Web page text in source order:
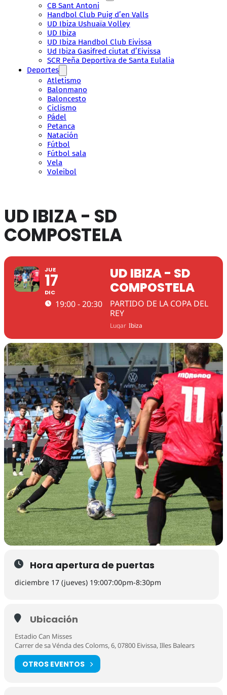
CB Sant Antoni
Handbol Club Puig d’en Valls
UD Ibiza Ushuaïa Volley
UD Ibiza
UD Ibiza Handbol Club Eivissa
Ud Ibiza Gasifred ciutat d’Eivissa
SCR Peña Deportiva de Santa Eulalia
Deportes
Atletismo
Balonmano
Baloncesto
Ciclismo
Pádel
Petanca
Natación
Fútbol
Fútbol sala
Vela
Voleibol
UD IBIZA - SD
COMPOSTELA
JUE
17
DIC
19:00 - 20:30
UD IBIZA - SD
COMPOSTELA
PARTIDO DE LA COPA DEL
REY
Lugar Ibiza
Hora apertura de puertas
diciembre 17 (jueves) 19:007:00pm-8:30pm
Ubicación
Estadio Can Misses
Carrer de sa Vénda des Coloms, 6, 07800 Eivissa, Illes Balears
OTROS EVENTOS